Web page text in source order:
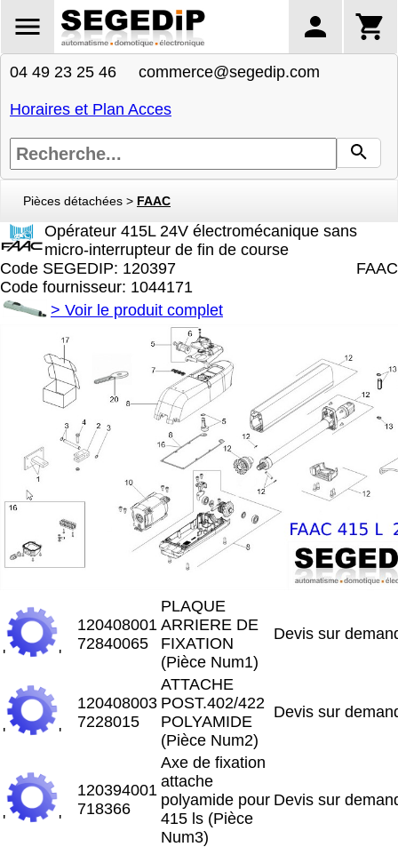
04 49 23 25 46 commerce@segedip.com
Horaires et Plan Acces
Pièces détachées > FAAC
Opérateur 415L 24V électromécanique sans
micro-interrupteur de fin de course
FAAC
Code SEGEDIP: 120397
Code fournisseur: 1044171
> Voir le produit complet
' '
120408001
72840065
PLAQUE
ARRIERE DE
FIXATION
(Pièce Num1)
Devis sur
' '
120408003
7228015
ATTACHE
POST.402/422
POLYAMIDE
(Pièce Num2)
Devis sur
' '
120394001
718366
Axe de fixation
attache
polyamide pour
415 ls (Pièce
Num3)
Devis sur